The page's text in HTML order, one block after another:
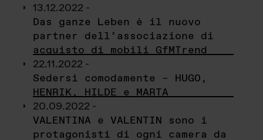
13.12.2022 -
Das ganze Leben è il nuovo
partner dell’associazione di
acquisto di mobili GfMTrend
22.11.2022 -
Sedersi comodamente – HUGO,
HENRIK, HILDE e MARTA
20.09.2022 -
VALENTINA e VALENTIN sono i
protagonisti di ogni camera da